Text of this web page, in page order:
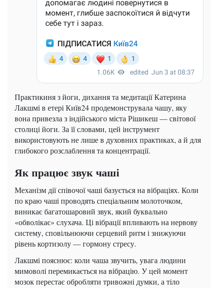
Практикиня з йоги, дихання та медитації Катерина
Лакшмі в етері Київ24 продемонструвала чашу, яку
вона привезла з індійського міста Рішикеш — світової
столиці йоги. За її словами, цей інструмент
використовують не лише в духовних практиках, а й для
глибокого розслаблення та концентрації.
Як працює звук чаші
Механізм дії співочої чаші базується на вібраціях. Коли
по краю чаші проводять спеціальним молоточком,
виникає багатошаровий звук, який буквально
«обволікає» слухача. Ці вібрації впливають на нервову
систему, сповільнюючи серцевий ритм і знижуючи
рівень кортизолу — гормону стресу.
Лакшмі пояснює: коли чаша звучить, увага людини
мимоволі перемикається на вібрацію. У цей момент
мозок перестає обробляти тривожні думки, а тіло